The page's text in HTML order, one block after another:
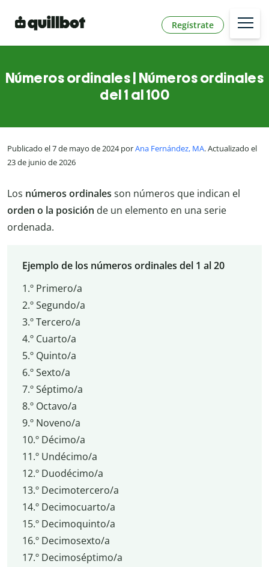
Regístrate
Números ordinales | Números ordinales
del 1 al 100
Publicado el 7 de mayo de 2024 porAna Fernández, MA. Actualizado el
23 de junio de 2026
Los números ordinales son números que indican el
orden o la posición de un elemento en una serie
ordenada.
Ejemplo de los números ordinales del 1 al 20
1.º Primero/a
2.º Segundo/a
3.º Tercero/a
4.º Cuarto/a
5.º Quinto/a
6.º Sexto/a
7.º Séptimo/a
8.º Octavo/a
9.º Noveno/a
10.º Décimo/a
11.º Undécimo/a
12.º Duodécimo/a
13.º Decimotercero/a
14.º Decimocuarto/a
15.º Decimoquinto/a
16.º Decimosexto/a
17.º Decimoséptimo/a